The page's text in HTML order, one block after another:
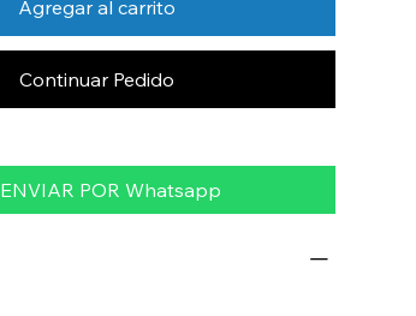
Agregar al carrito
Continuar Pedido
ENVIAR POR Whatsapp